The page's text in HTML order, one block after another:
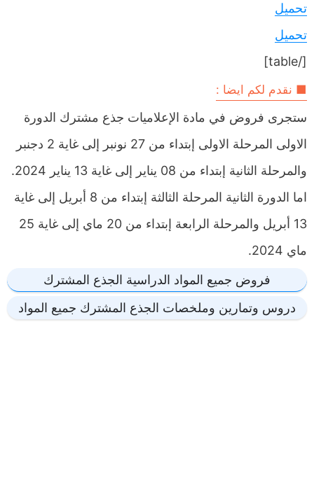
تحميل
تحميل
[/table]
■ نقدم لكم ايضا :
ستجرى فروض في مادة الإعلاميات جذع مشترك الدورة
الاولى المرحلة الاولى إبتداء من 27 نونبر إلى غاية 2 دجنبر
والمرحلة الثانية إبتداء من 08 يناير إلى غاية 13 يناير 2024.
اما الدورة الثانية المرحلة الثالثة إبتداء من 8 أبريل إلى غاية
13 أبريل والمرحلة الرابعة إبتداء من 20 ماي إلى غاية 25
ماي 2024.
فروض جميع المواد الدراسية الجذع المشترك
دروس وتمارين وملخصات الجذع المشترك جميع المواد